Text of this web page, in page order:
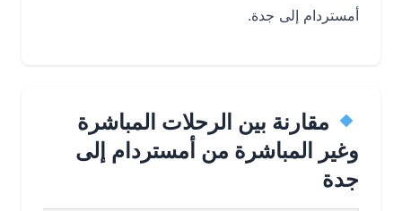
أمستردام إلى جدة.
مقارنة بين الرحلات المباشرة
وغير المباشرة من أمستردام إلى